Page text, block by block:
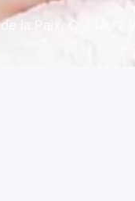
la Paix, C. Cial, 2